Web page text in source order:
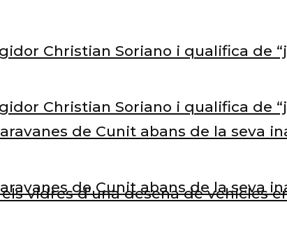
Christian Soriano i qualifica de
de Cunit abans de la seva
vidres d’una desena de vehicles
Christian Soriano i qualifica de
de Cunit abans de la seva